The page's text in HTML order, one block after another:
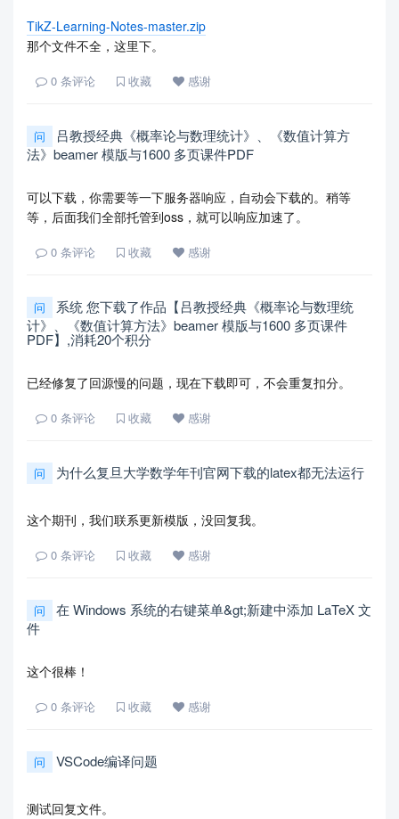
TikZ-Learning-Notes-master.zip
那个文件不全，这里下。
0 条评论 收藏 感谢
问
吕教授经典《概率论与数理统计》、《数值计算方
法》beamer 模版与1600 多页课件PDF
可以下载，你需要等一下服务器响应，自动会下载的。稍等
等，后面我们全部托管到oss，就可以响应加速了。
0 条评论 收藏 感谢
问
系统 您下载了作品【吕教授经典《概率论与数理统
计》、《数值计算方法》beamer 模版与1600 多页课件
PDF】,消耗20个积分
已经修复了回源慢的问题，现在下载即可，不会重复扣分。
0 条评论 收藏 感谢
问 为什么复旦大学数学年刊官网下载的latex都无法运行
这个期刊，我们联系更新模版，没回复我。
0 条评论 收藏 感谢
问
在 Windows 系统的右键菜单&gt;新建中添加 LaTeX 文
件
这个很棒！
0 条评论 收藏 感谢
问 VSCode编译问题
测试回复文件。